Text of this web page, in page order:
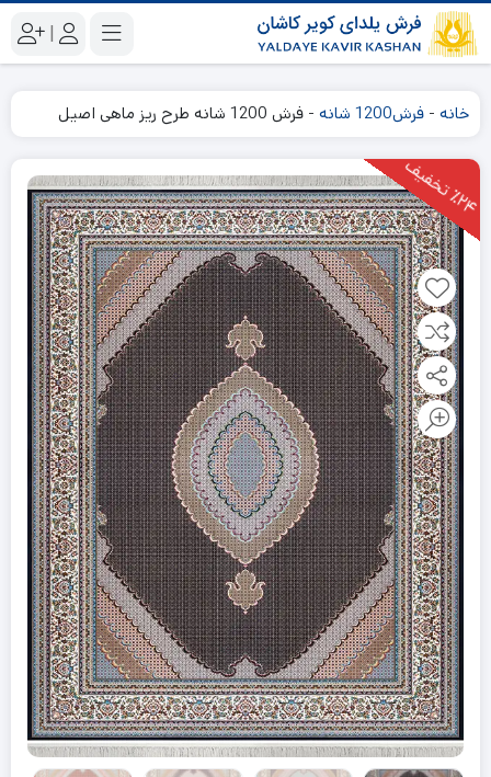
|
خانه - فرش1200 شانه - فرش 1200 شانه طرح ریز ماهی اصیل
٪2
4
ت
خ
ف
یف